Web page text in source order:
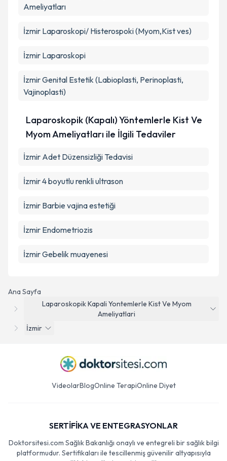
Ana Sayfa
Laparoskopik Kapali Yontemlerle Kist Ve Myom
Ameliyatlari
İzmir
Ameliyatları
İzmir Laparoskopi/ Histerospoki (Myom,Kist ves)
İzmir Laparoskopi
İzmir Genital Estetik (Labioplasti, Perinoplasti,
Vajinoplasti)
Laparoskopik (Kapalı) Yöntemlerle Kist Ve
Myom Ameliyatları ile İlgili Tedaviler
İzmir Adet Düzensizliği Tedavisi
İzmir 4 boyutlu renkli ultrason
İzmir Barbie vajina estetiği
İzmir Endometriozis
İzmir Gebelik muayenesi
VideolarBlogOnline TerapiOnline Diyet
SERTİFİKA VE ENTEGRASYONLAR
Doktorsitesi.com Sağlık Bakanlığı onaylı ve entegreli bir sağlık bilgi
platformudur. Sertifikaları ile tescillenmiş güvenilir altyapısıyla